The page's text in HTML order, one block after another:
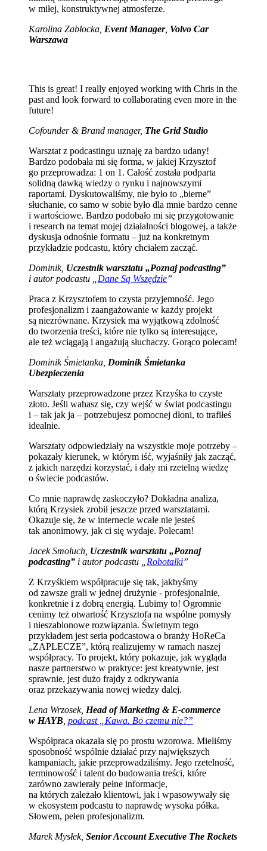
w miłej, konstruktywnej atmosferze.
Karolina Zabłocka, Event Manager, Volvo Car
Warszawa
This is great! I really enjoyed working with Chris in the
past and look forward to collaborating even more in the
future!
Cofounder & Brand manager, The Grid Studio
Warsztat z podcastingu uznaję za bardzo udany!
Bardzo podobała mi się forma, w jakiej Krzysztof
go przeprowadza: 1 on 1. Całość została podparta
solidną dawką wiedzy o rynku i najnowszymi
raportami. Dyskutowaliśmy, nie było to „bierne”
słuchanie, co samo w sobie było dla mnie bardzo cenne
i wartościowe. Bardzo podobało mi się przygotowanie
i research na temat mojej działalności blogowej, a także
dyskusja odnośnie formatu – już na konkretnym
przykładzie podcastu, który chciałem zacząć.
Dominik, Uczestnik warsztatu „Poznaj podcasting”
i autor podcastu „ Dane Są Wszędzie”
Praca z Krzysztofem to czysta przyjemność. Jego
profesjonalizm i zaangażowanie w każdy projekt
są niezrównane. Krzysiek ma wyjątkową zdolność
do tworzenia treści, które nie tylko są interesujące,
ale też wciągają i angażują słuchaczy. Gorąco polecam!
Dominik Śmietanka, Dominik Śmietanka
Ubezpieczenia
Warsztaty przeprowadzone przez Krzyśka to czyste
złoto. Jeśli wahasz się, czy wejść w świat podcastingu
i – tak jak ja – potrzebujesz pomocnej dłoni, to trafiłeś
idealnie.
Warsztaty odpowiedziały na wszystkie moje potrzeby –
pokazały kierunek, w którym iść, wyjaśniły jak zacząć,
z jakich narzędzi korzystać, i dały mi rzetelną wiedzę
o świecie podcastów.
Co mnie naprawdę zaskoczyło? Dokładna analiza,
którą Krzysiek zrobił jeszcze przed warsztatami.
Okazuje się, że w internecie wcale nie jesteś
tak anonimowy, jak ci się wydaje. Polecam!
Jacek Smoluch, Uczestnik warsztatu „Poznaj
podcasting” i autor podcastu „ Robotalki”
Z Krzyśkiem współpracuje się tak, jakbyśmy
od zawsze grali w jednej drużynie - profesjonalnie,
konkretnie i z dobrą energią. Lubimy to! Ogromnie
cenimy też otwartość Krzysztofa na wspólne pomysły
i nieszablonowe rozwiązania. Świetnym tego
przykładem jest seria podcastowa o branży HoReCa
„ZAPLECZE”, którą realizujemy w ramach naszej
współpracy. To projekt, który pokazuje, jak wygląda
nasze partnerstwo w praktyce: jest kreatywnie, jest
sprawnie, jest dużo frajdy z odkrywania
oraz przekazywania nowej wiedzy dalej.
Lena Wrzosek, Head of Marketing & E-commerce
w HAYB podcast „Kawa. Bo czemu nie?”
Współpraca okazała się po prostu wzorowa. Mieliśmy
sposobność wspólnie działać przy największych
kampaniach, jakie przeprowadziliśmy. Jego rzetelność,
terminowość i talent do budowania treści, które
zarówno zawierały pełne informacje,
na których zależało klientowi, jak i wpasowywały się
w ekosystem podcastu to naprawdę wysoka półka.
Słowem, pełen profesjonalizm.
Marek Mysłek, Senior Account Executive The Rockets